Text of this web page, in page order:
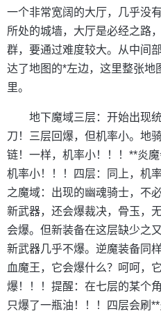
一个非常宽阔的大厅，几乎没
所处的城墙，大厅是必经之路
群，要通过难度较大。从中间
达了地图的*左边，这里整张地
里。
地下魔域三层：开始出现
刀！三层回爆，但机率小。地
链！一样，机率小！！！**炎
机率小！！！四层：同上，机
之魔域：出现的幽魂骑士，不
新武器，还会爆裁决，骨玉，
会爆。但新装备在这层缺少之
新武器几乎不爆。逆魔装备同
血魔王，它会爆什么？呵呵，
爆！！！提醒：在七层的某个
只爆了一瓶油！！！四层会刷